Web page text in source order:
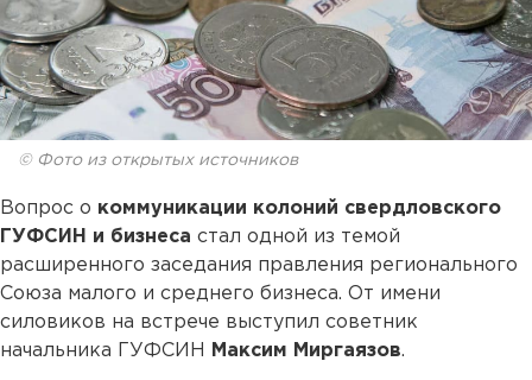
© Фото из открытых источников
Вопрос о коммуникации колоний свердловского
ГУФСИН и бизнеса стал одной из темой
расширенного заседания правления регионального
Союза малого и среднего бизнеса. От имени
силовиков на встрече выступил советник
начальника ГУФСИН
Максим Миргаязов.